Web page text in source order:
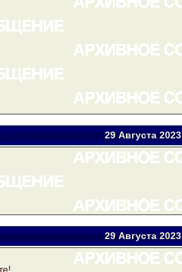
29 Августа2023
29 Августа2023